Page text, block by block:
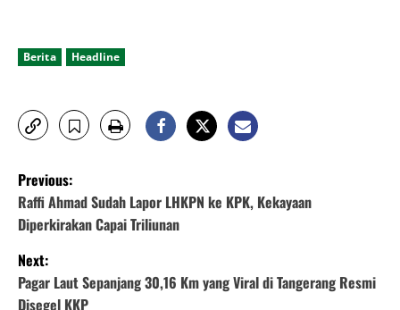
Berita Headline
P
o
s
t
Previous:
Raffi Ahmad Sudah Lapor LHKPN ke KPK, Kekayaan
Diperkirakan Capai Triliunan
Next:
Pagar Laut Sepanjang 30,16 Km yang Viral di Tangerang Resmi
Disegel KKP